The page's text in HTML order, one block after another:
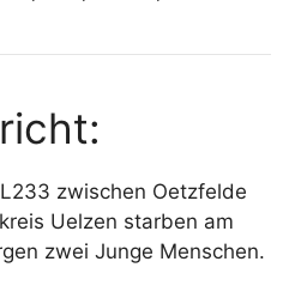
zwischen Oetzfelde
Uelzen starben am
zwei Junge Menschen.